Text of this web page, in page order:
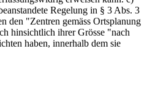
Regelung in § 3 Abs. 3
den "Zentren gemäss Ortsplanung
hinsichtlich ihrer Grösse "nach
haben, innerhalb dem sie